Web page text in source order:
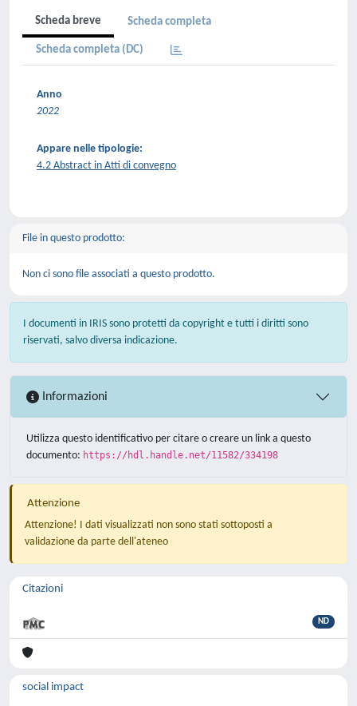
Scheda breve Scheda completa
Scheda completa (DC)
Anno
2022
Appare nelle tipologie:
4.2 Abstract in Atti di convegno
File in questo prodotto:
Non ci sono file associati a questo prodotto.
I documenti in IRIS sono protetti da copyright e tutti i diritti sono
riservati, salvo diversa indicazione.
Informazioni
Utilizza questo identificativo per citare o creare un link a questo
documento: https://hdl.handle.net/11582/334198
Attenzione
Attenzione! I dati visualizzati non sono stati sottoposti a
validazione da parte dell'ateneo
Citazioni
ND
social impact